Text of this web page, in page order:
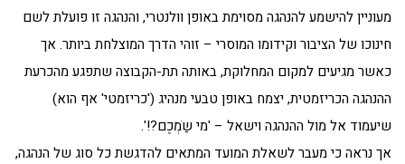
מעוניין להישמע להנהגה מסוימת באופן וולנטרי, והנהגה זו פועלת לשם
חינוכו של הציבור וקידומו המוסרי – זוהי הדרך המוצלחת ביותר. אך
כאשר מגיעים למקום המחלוקת, באותה תת-הקבוצה שתפגע מהכרעת
ההנהגה הכריזמטית, יצמח באופן טבעי מנהיג ('כריזמטי' אף הוא)
שיעמוד אל מול ההנהגה וישאל – 'מי שַֹמְכֶם?!'.
אך נראה כי מעבר לשאלת המועד המתאים להדגשת כל סוג של הנהגה,